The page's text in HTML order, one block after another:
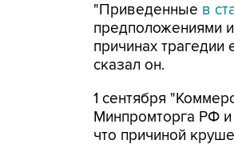
"Приведенные в
предположениями
причинах
сказал он.
1 сентября
Минпромторга РФ
что причиной